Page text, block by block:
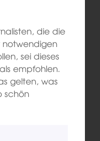
die die
notwendigen
sei dieses
empfohlen.
gelten, was
schön